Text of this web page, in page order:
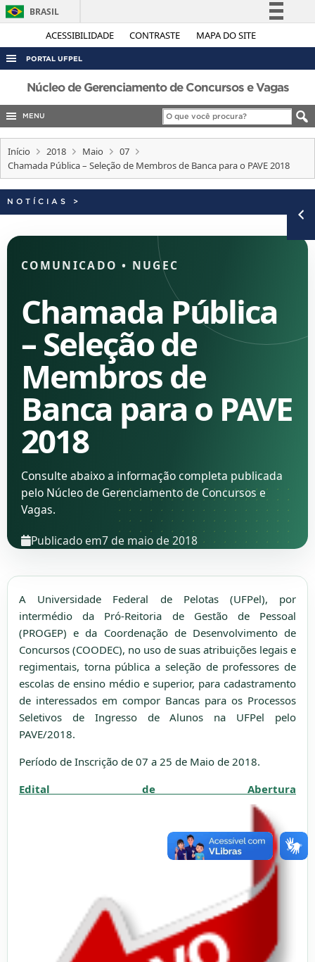
ACESSIBILIDADE CONTRASTE MAPA DO SITE
BRASIL
Simplifique!
Legislação
Canais
PORTAL UFPEL
ACESSO À INFORMAÇÃO
AUDITORIA
CONCURSOS
EDITAIS
INTERNACIONAL
Núcleo de Gerenciamento de Concursos e Vagas
MENU
Início 2018 Maio
07
Chamada Pública – Seleção de Membros de Banca para o PAVE 2018
NOTÍCIAS >
COMUNICADO • NUGEC
Chamada Pública
– Seleção de
Membros de
Banca para o PAVE
2018
Consulte abaixo a informação completa publicada
pelo Núcleo de Gerenciamento de Concursos e
Vagas.
Publicado em7 de maio de 2018
A Universidade Federal de Pelotas (UFPel), por
intermédio da Pró-Reitoria de Gestão de Pessoal
(PROGEP) e da Coordenação de Desenvolvimento de
Concursos (COODEC), no uso de suas atribuições legais e
regimentais, torna pública a seleção de professores de
escolas de ensino médio e superior, para cadastramento
de interessados em compor Bancas para os Processos
Seletivos de Ingresso de Alunos na UFPel pelo
PAVE/2018.
Período de Inscrição de 07 a 25 de Maio de 2018.
Edital de Abertura